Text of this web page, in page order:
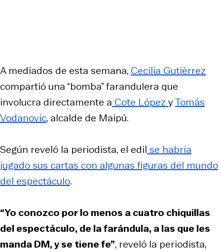
A mediados de esta semana, Cecilia Gutiérrez
compartió una “bomba” farandulera que
involucra directamente a Cote López yTomás
Vodanovic, alcalde de Maipú.
Según reveló la periodista, el edil se habría
jugado sus cartas con algunas figuras del mundo
del espectáculo.
“Yo conozco por lo menos a cuatro chiquillas
del espectáculo, de la farándula, a las que les
manda DM, y se tiene fe”, reveló la periodista,